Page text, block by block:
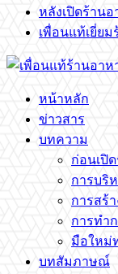
หลังเปิดร้านอ
เพื่อนแท้เยี่ยม
หน้าหลัก
ข่าวสาร
บทความ
ก่อนเปิ
การบริ
การสร้
การทำ
มือใหม่
บทสัมภาษณ์